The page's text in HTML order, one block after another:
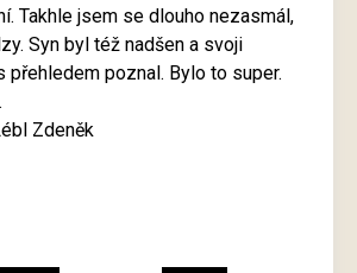
Takhle jsem se dlouho nezasmál,
Syn byl též nadšen a svoji
přehledem poznal. Bylo to super.
Zdeněk